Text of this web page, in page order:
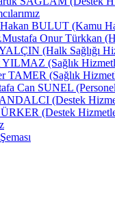
BULUT (Kamu
Onur Türkkan
(Halk Sağlığı
YILMAZ (Sağlık
TAMER (Sağlık
Can SUNEL
(Destek
(Destek